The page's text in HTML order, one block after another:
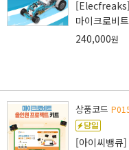
[Elecfreaks]
마이크로비
240,000원
상품코드
[아이씨뱅큐]